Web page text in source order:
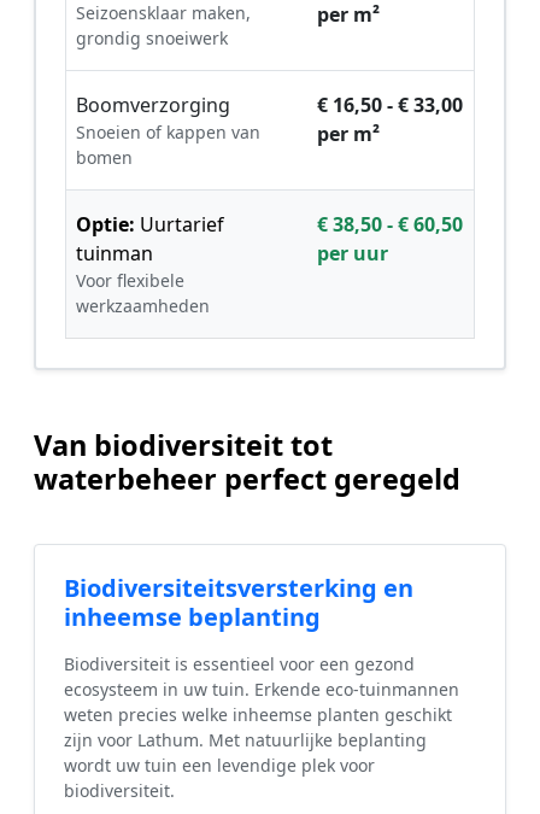
Seizoensklaar maken,
grondig snoeiwerk
per m²
Boomverzorging
Snoeien of kappen van
bomen
€ 16,50 - € 33,00
per m²
Optie: Uurtarief
tuinman
Voor flexibele
werkzaamheden
€ 38,50 - € 60,50
per uur
Van biodiversiteit tot
waterbeheer perfect geregeld
Biodiversiteitsversterking en
inheemse beplanting
Biodiversiteit is essentieel voor een gezond
ecosysteem in uw tuin. Erkende eco-tuinmannen
weten precies welke inheemse planten geschikt
zijn voor Lathum. Met natuurlijke beplanting
wordt uw tuin een levendige plek voor
biodiversiteit.